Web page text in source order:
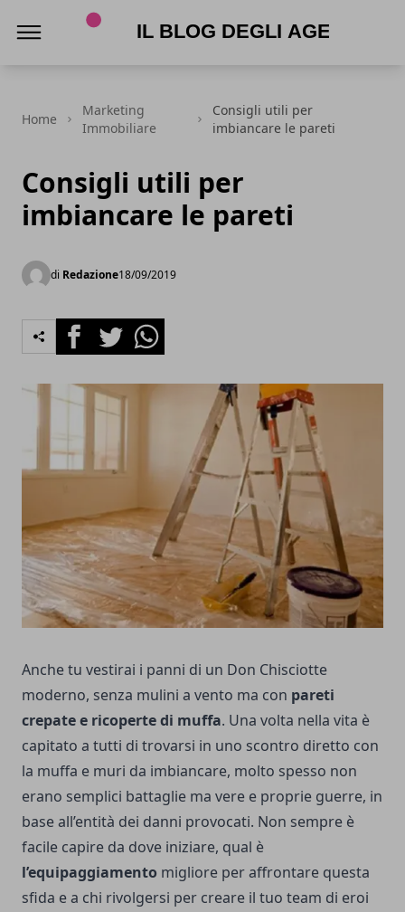
Home
Marketing
Immobiliare
Consigli utili per
imbiancare le pareti
Consigli utili per
imbiancare le pareti
di Redazione18/09/2019
FacebookTwitterWhatsapp
Anche tu vestirai i panni di un Don Chisciotte
moderno, senza mulini a vento ma con pareti
crepate e ricoperte di muffa. Una volta nella vita è
capitato a tutti di trovarsi in uno scontro diretto con
la muffa e muri da imbiancare, molto spesso non
erano semplici battaglie ma vere e proprie guerre, in
base all’entità dei danni provocati. Non sempre è
facile capire da dove iniziare, qual è
l’equipaggiamento migliore per affrontare questa
sfida e a chi rivolgersi per creare il tuo team di eroi